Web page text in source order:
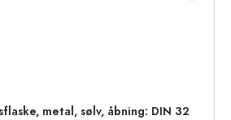
metal, sølv, åbning: DIN 32